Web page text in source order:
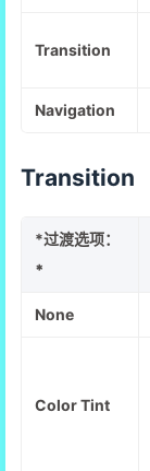
Transition
Navigation
Transition
*过渡选项：
*
None
Color Tint